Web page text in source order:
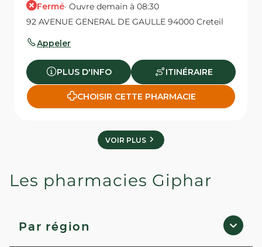
Fermé· Ouvre demain à 08:30
92 AVENUE GENERAL DE GAULLE 94000 Creteil
Appeler
PLUS D'INFO ITINÉRAIRE
CHOISIR CETTE PHARMACIE
VOIR PLUS
Les pharmacies Giphar
Par région